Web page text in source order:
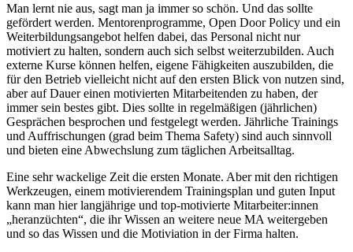
Man lernt nie aus, sagt man ja immer so schön. Und das sollte
gefördert werden. Mentorenprogramme, Open Door Policy und ein
Weiterbildungsangebot helfen dabei, das Personal nicht nur
motiviert zu halten, sondern auch sich selbst weiterzubilden. Auch
externe Kurse können helfen, eigene Fähigkeiten auszubilden, die
für den Betrieb vielleicht nicht auf den ersten Blick von nutzen sind,
aber auf Dauer einen motivierten Mitarbeitenden zu haben, der
immer sein bestes gibt. Dies sollte in regelmäßigen (jährlichen)
Gesprächen besprochen und festgelegt werden. Jährliche Trainings
und Auffrischungen (grad beim Thema Safety) sind auch sinnvoll
und bieten eine Abwechslung zum täglichen Arbeitsalltag.
Eine sehr wackelige Zeit die ersten Monate. Aber mit den richtigen
Werkzeugen, einem motivierendem Trainingsplan und guten Input
kann man hier langjährige und top-motivierte Mitarbeiter:innen
„heranzüchten“, die ihr Wissen an weitere neue MA weitergeben
und so das Wissen und die Motiviation in der Firma halten.